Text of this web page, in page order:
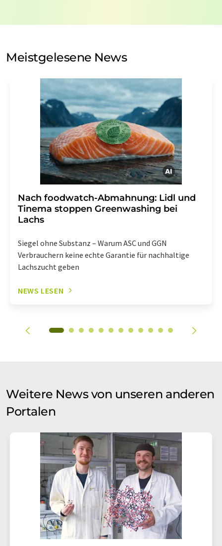
auf Basis unsererDatenschutzerklärung. LUMITOS darf
Meinungsforschung per E-Mail kontaktieren. Ihre
Einwilligung können Sie jederzeit ohne Angabe von
Str. 2, 12489 Berlin oder per E-Mail unter
widerruf@lumitos.commit Wirkung für die Zukunft
widerrufen. Zudem ist in jeder E-Mail ein Link zur
Abbestellung des entsprechenden Newsletters
enthalten.
Meistgelesene News
Nach foodwatch-Abmahnung: Lidl und
Tinema stoppen Greenwashing bei
Lachs
Siegel ohne Substanz – Warum ASC und GGN
Verbrauchern keine echte Garantie für nachhaltige
Lachszucht geben
NEWS LESEN
Weitere News von unseren anderen
Portalen